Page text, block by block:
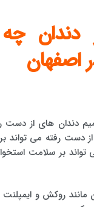
دندان
اصفهان
دندان های از
رفته می تواند بر
بر سلامت
مانند روکش و